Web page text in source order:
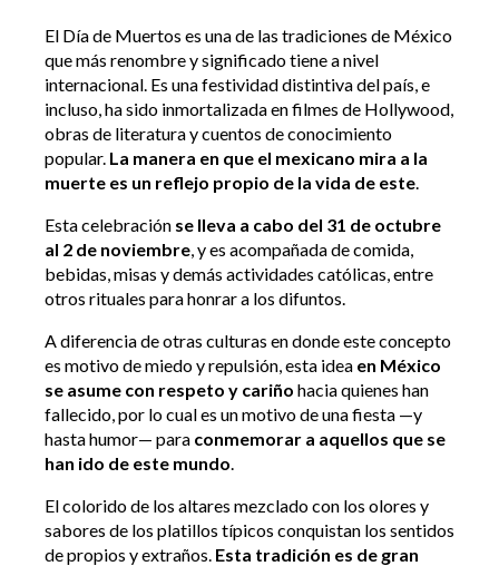
El Día de Muertos es una de las tradiciones de México
que más renombre y significado tiene a nivel
internacional. Es una festividad distintiva del país, e
incluso, ha sido inmortalizada en filmes de Hollywood,
obras de literatura y cuentos de conocimiento
popular. La manera en que el mexicano mira a la
muerte es un reflejo propio de la vida de este.
Esta celebración se lleva a cabo del 31 de octubre
al 2 de noviembre, y es acompañada de comida,
bebidas, misas y demás actividades católicas, entre
otros rituales para honrar a los difuntos.
A diferencia de otras culturas en donde este concepto
es motivo de miedo y repulsión, esta idea en México
se asume con respeto y cariño hacia quienes han
fallecido, por lo cual es un motivo de una fiesta —y
hasta humor— para conmemorar a aquellos que se
han ido de este mundo.
El colorido de los altares mezclado con los olores y
sabores de los platillos típicos conquistan los sentidos
de propios y extraños. Esta tradición es de gran